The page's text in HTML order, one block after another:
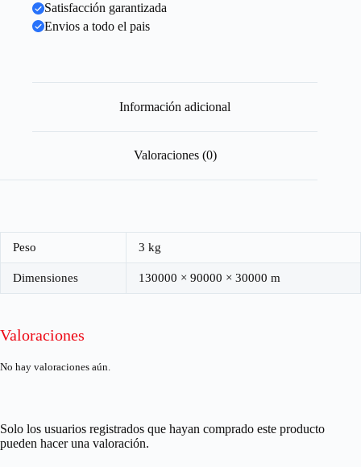
Satisfacción garantizada
Envios a todo el pais
Información adicional
Valoraciones (0)
Peso 3 kg
Dimensiones 130000 × 90000 × 30000 m
Valoraciones
No hay valoraciones aún.
Solo los usuarios registrados que hayan comprado este producto
pueden hacer una valoración.